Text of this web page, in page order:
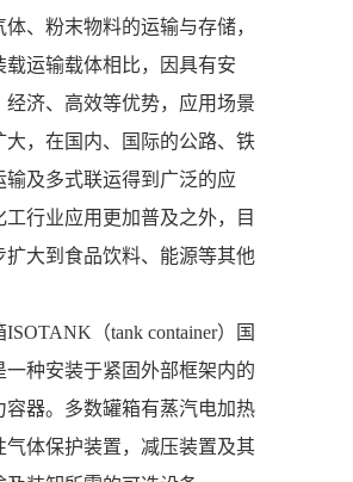
、粉末物料的运输与存储，
载运输载体相比，因具有安
经济、高效等优势，应用场景
大，在国内、国际的公路、铁
输及多式联运得到广泛的应
工行业应用更加普及之外，目
扩大到食品饮料、能源等其他
（tank container）国
一种安装于紧固外部框架内的
容器。多数罐箱有蒸汽电加热
气体保护装置，减压装置及其